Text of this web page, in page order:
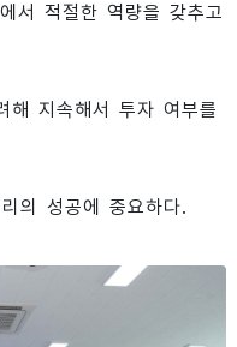
서 적절한 역량을 갖추고
해 지속해서 투자 여부를
의 성공에 중요하다.